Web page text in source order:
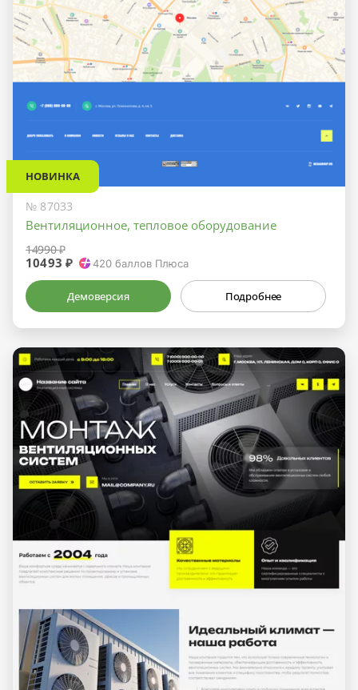
НОВИНКА
№ 87033
Вентиляционное, тепловое оборудование
14990 ₽
10493 ₽ 420 баллов Плюса
Демоверсия Подробнее